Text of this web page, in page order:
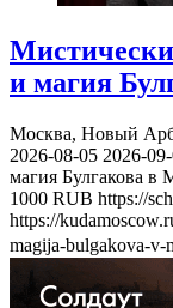
и магия
Москва, Новый
2026-08-05 2026-
магия Булгакова в
1000 RUB https://
https://
magija-bulgakova-v-